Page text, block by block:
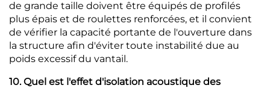
de grande taille doivent être équipés de profilés
plus épais et de roulettes renforcées, et il convient
de vérifier la capacité portante de l'ouverture dans
la structure afin d'éviter toute instabilité due au
poids excessif du vantail.
10. Quel est l'effet d'isolation acoustique des